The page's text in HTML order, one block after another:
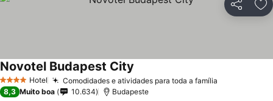
Partilhar
4 EstrelasHotel Comodidades e atividades para toda a família
Novotel Budapest City
8,3 Muito boa 10.634 Budapeste